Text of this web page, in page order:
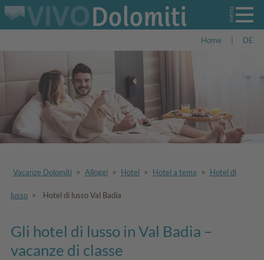
Home DE
Vacanze Dolomiti > Alloggi > Hotel > Hotel a tema > Hotel di
lusso > Hotel di lusso Val Badia
Gli hotel di lusso in Val Badia –
vacanze di classe